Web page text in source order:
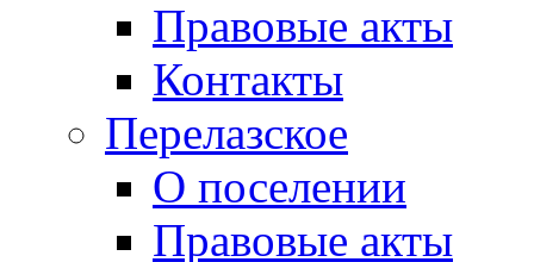
Правовые акты
Контакты
Перелазское
О поселении
Правовые акты